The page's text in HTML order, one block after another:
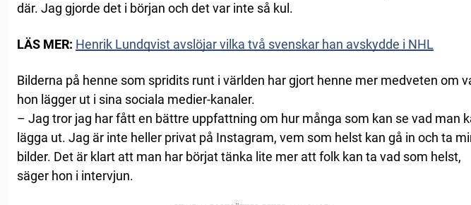
där. Jag gjorde det i början och det var inte så kul.
LÄS MER: Henrik Lundqvist avslöjar vilka två svenskar han avskydde i NHL
Bilderna på henne som spridits runt i världen har gjort henne mer medveten om
hon lägger ut i sina sociala medier-kanaler.
– Jag tror jag har fått en bättre uppfattning om hur många som kan se vad man
lägga ut. Jag är inte heller privat på Instagram, vem som helst kan gå in och ta
bilder. Det är klart att man har börjat tänka lite mer att folk kan ta vad som helst,
säger hon i intervjun.